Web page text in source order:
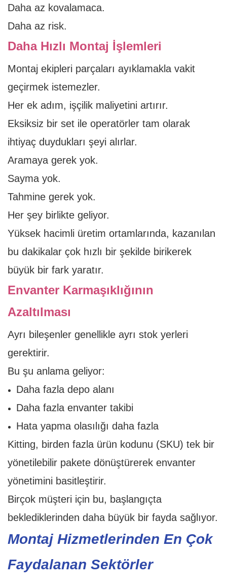
Daha az kovalamaca.
Daha az risk.
Daha Hızlı Montaj İşlemleri
Montaj ekipleri parçaları ayıklamakla vakit
geçirmek istemezler.
Her ek adım, işçilik maliyetini artırır.
Eksiksiz bir set ile operatörler tam olarak
ihtiyaç duydukları şeyi alırlar.
Aramaya gerek yok.
Sayma yok.
Tahmine gerek yok.
Her şey birlikte geliyor.
Yüksek hacimli üretim ortamlarında, kazanılan
bu dakikalar çok hızlı bir şekilde birikerek
büyük bir fark yaratır.
Envanter Karmaşıklığının
Azaltılması
Ayrı bileşenler genellikle ayrı stok yerleri
gerektirir.
Bu şu anlama geliyor:
Daha fazla depo alanı
Daha fazla envanter takibi
Hata yapma olasılığı daha fazla
Kitting, birden fazla ürün kodunu (SKU) tek bir
yönetilebilir pakete dönüştürerek envanter
yönetimini basitleştirir.
Birçok müşteri için bu, başlangıçta
beklediklerinden daha büyük bir fayda sağlıyor.
Montaj Hizmetlerinden En Çok
Faydalanan Sektörler